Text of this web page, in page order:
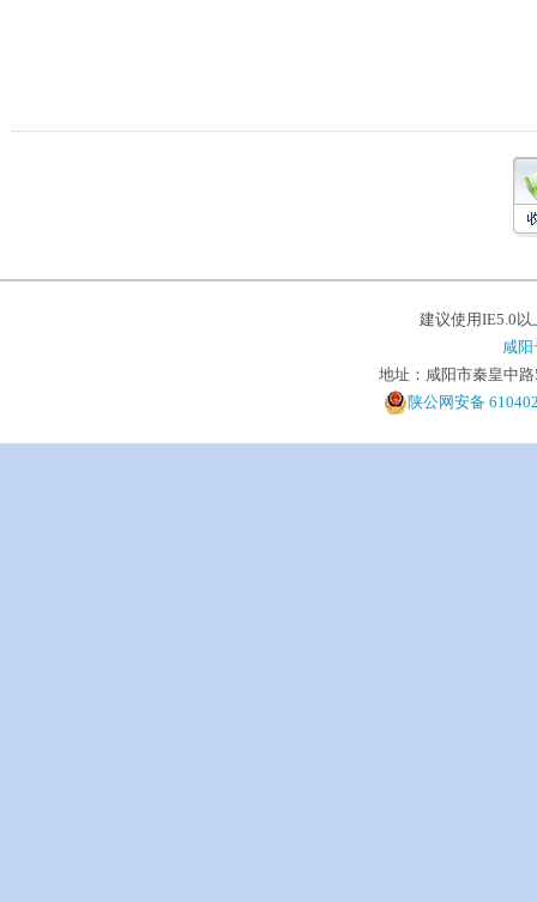
建议使用IE5.0
咸
地址：咸阳市秦皇中
陕公网安备